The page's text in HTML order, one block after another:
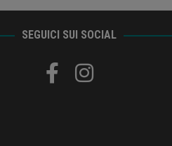
SEGUICI SUI SOCIAL